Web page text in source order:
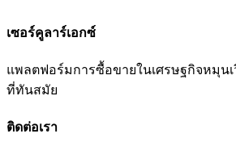
เซอร์คูลาร์เอกซ์
แพลตฟอร์มการซื้อขายในเศรษฐกิจหมุน
ที่ทันสมัย
ติดต่อเรา